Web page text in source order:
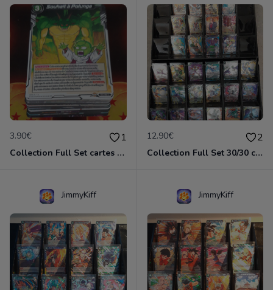
3.90€ 1
Collection Full Set cartes C/UC 48/48 TB3 Clash of Fates / Dragon Ball Super Card Game
12.90€ 2
Collection Full Set 30/30 cartes Rares BT17 Ultimate Squad / Dragon Ball Super Card Game
JimmyKiff JimmyKiff